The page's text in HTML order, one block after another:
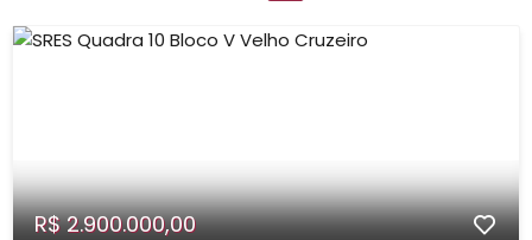
R$ 2.900.000,00